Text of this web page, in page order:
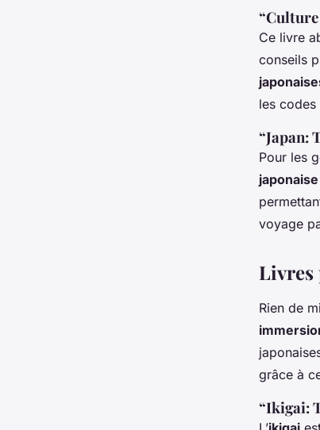
“Culture
Ce livre
conseils
les
“Japan:
Pour les
japonaise
voyage
Livres
Rien de
grâce à
“Ikigai: